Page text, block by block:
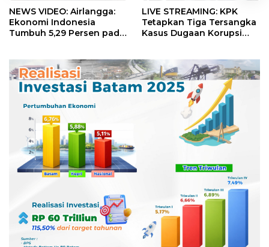
NEWS VIDEO: Airlangga:
Ekonomi Indonesia
Tumbuh 5,29 Persen pada
LIVE STREAMING: KPK
Tetapkan Tiga Tersangka
Kasus Dugaan Korupsi